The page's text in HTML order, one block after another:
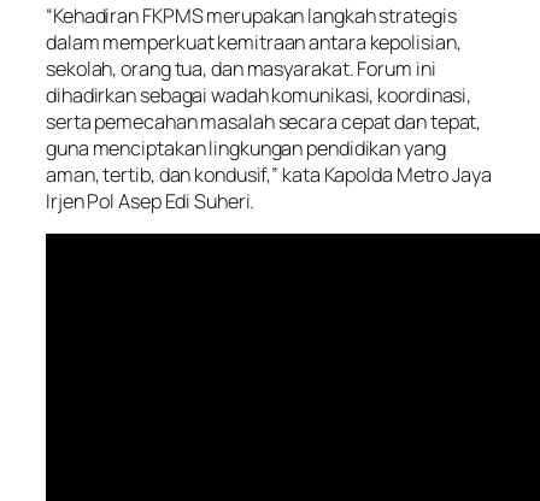
“Kehadiran FKPMS merupakan langkah strategis
dalam memperkuat kemitraan antara kepolisian,
sekolah, orang tua, dan masyarakat. Forum ini
dihadirkan sebagai wadah komunikasi, koordinasi,
serta pemecahan masalah secara cepat dan tepat,
guna menciptakan lingkungan pendidikan yang
aman, tertib, dan kondusif,” kata Kapolda Metro Jaya
Irjen Pol Asep Edi Suheri.